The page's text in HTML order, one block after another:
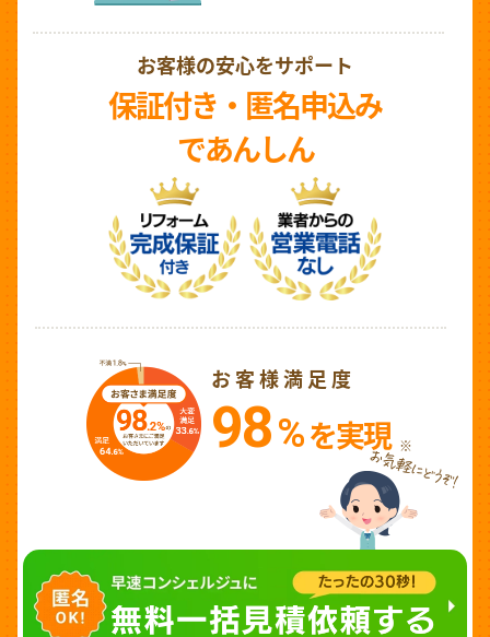
お客様の安心をサポート
保証付き・匿名申込み
であんしん
お客様満足度
98%を実現 ※